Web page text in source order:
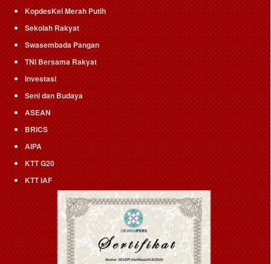
KopdesKel Merah Putih
Sekolah Rakyat
Swasembada Pangan
TNI Bersama Rakyat
Investasi
Seni dan Budaya
ASEAN
BRICS
AIPA
KTT G20
KTT IAF